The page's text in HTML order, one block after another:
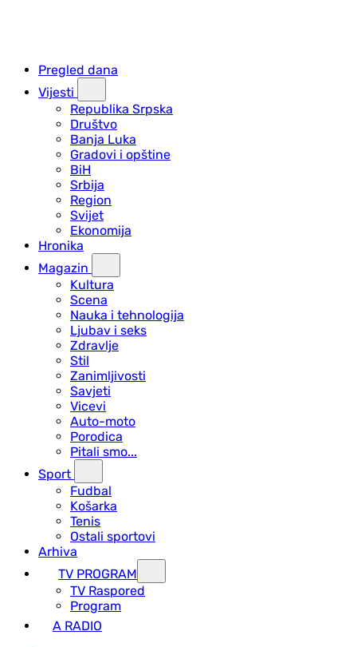
Pregled dana
Vijesti
Republika Srpska
Društvo
Banja Luka
Gradovi i opštine
BiH
Srbija
Region
Svijet
Ekonomija
Hronika
Magazin
Kultura
Scena
Nauka i tehnologija
Ljubav i seks
Zdravlje
Stil
Zanimljivosti
Savjeti
Vicevi
Auto-moto
Porodica
Pitali smo...
Sport
Fudbal
Košarka
Tenis
Ostali sportovi
Arhiva
TV PROGRAM
ТV Raspored
Program
A RADIO